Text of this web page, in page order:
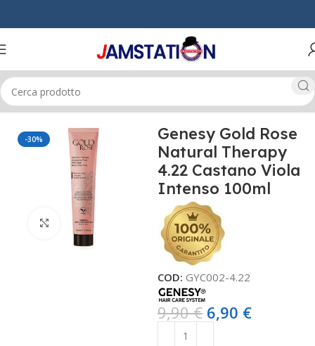
Home CAPELLI TINTURE GOLD ROSE
-30%
Click to enlarge
Genesy Gold Rose
Natural Therapy
4.22 Castano Viola
Intenso 100ml
COD: GYC002-4.22
9,90€ 6,90 €